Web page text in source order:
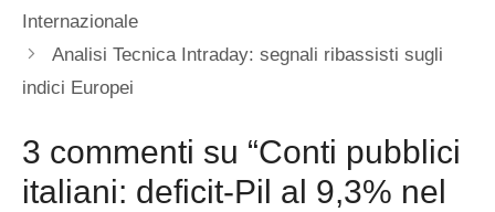
Internazionale
Analisi Tecnica Intraday: segnali ribassisti sugli
indici Europei
3 commenti su “Conti pubblici
italiani: deficit-Pil al 9,3% nel